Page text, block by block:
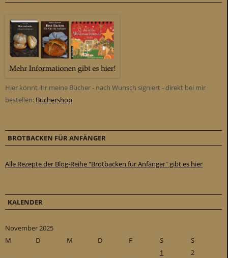
Hier könnt ihr meine Bücher - nach Wunsch signiert - direkt bei mir
bestellen: Büchershop
BROTBACKEN FÜR ANFÄNGER
Alle Rezepte der Blog-Reihe "Brotbacken für Anfänger" gibt es hier
KALENDER
November 2025
M
D M D F S
S
1
2